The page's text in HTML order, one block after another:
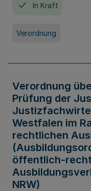
In Kraft
Verordnung
Verordnung
Prüfung der
Justizfachwirte
Westfalen im
rechtlichen
öffentlich-
NRW)